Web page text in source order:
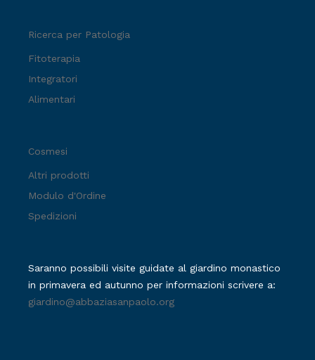
Ricerca per Patologia
Fitoterapia
Integratori
Alimentari
Cosmesi
Altri prodotti
Modulo d'Ordine
Spedizioni
Saranno possibili visite guidate al giardino monastico
in primavera ed autunno per informazioni scrivere a:
giardino@abbaziasanpaolo.org